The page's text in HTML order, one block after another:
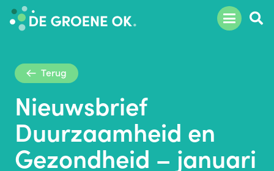
Terug
Nieuwsbrief
Duurzaamheid en
Gezondheid – januari